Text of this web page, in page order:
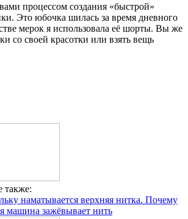
процессом создания «быстрой»
Это юбочка шилась за время дневного
мерок я использовала её шорты. Вы же
со своей красотки или взять вещь
также:
наматывается верхняя нитка. Почему
машина зажёвывает нить